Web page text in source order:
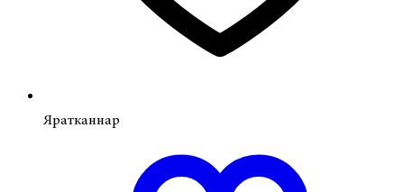
Яратканнар